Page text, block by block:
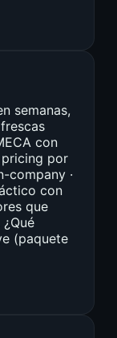
semanas,
con
por
company ·
con
que
(paquete